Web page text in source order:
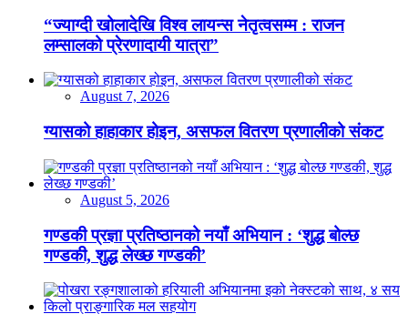
“ज्याग्दी खोलादेखि विश्व लायन्स नेतृत्वसम्म : राजन
लम्सालको प्रेरणादायी यात्रा”
August 7, 2026
ग्यासको हाहाकार होइन, असफल वितरण प्रणालीको संकट
August 5, 2026
गण्डकी प्रज्ञा प्रतिष्ठानको नयाँ अभियान : ‘शुद्ध बोल्छ
गण्डकी, शुद्ध लेख्छ गण्डकी’